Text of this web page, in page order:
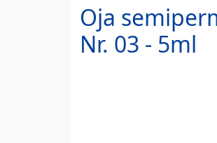
Oja
Nr. 03 - 5ml